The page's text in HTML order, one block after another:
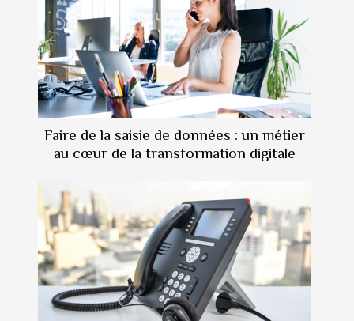
Faire de la saisie de données : un métier
au cœur de la transformation digitale